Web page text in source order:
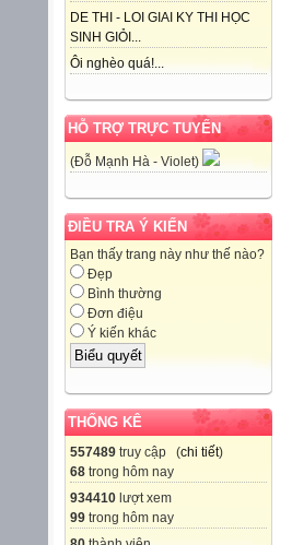
DE THI - LOI GIAI KY THI HỌC
SINH GIỎI...
Ôi nghèo quá!...
HỖ TRỢ TRỰC TUYẾN
(Đỗ Mạnh Hà - Violet)
ĐIỀU TRA Ý KIẾN
Bạn thấy trang này như thế nào?
Đẹp
Bình thường
Đơn điệu
Ý kiến khác
THỐNG KÊ
557489 truy cập (chi tiết)
68 trong hôm nay
934410 lượt xem
99 trong hôm nay